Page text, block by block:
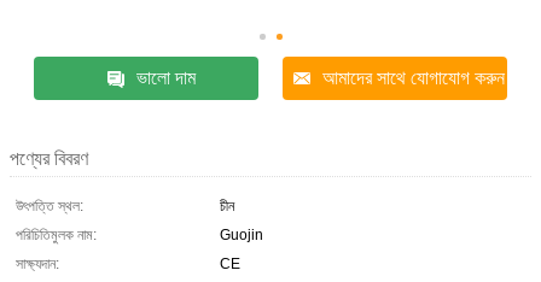
ভালো দাম আমাদের সাথে যোগাযোগ করুন
পণ্যের বিবরণ
উৎপত্তি স্থল:
চীন
পরিচিতিমুলক নাম:
Guojin
সাক্ষ্যদান:
CE